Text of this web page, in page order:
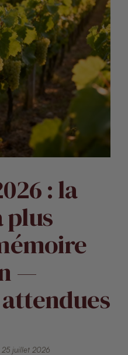
: la
plus
—
25 juillet 2026